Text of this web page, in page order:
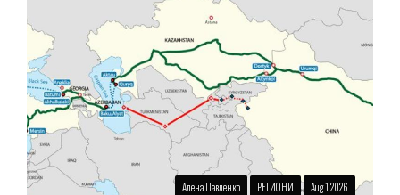
Алена Павленко РЕГИОНИ Aug 1 2026